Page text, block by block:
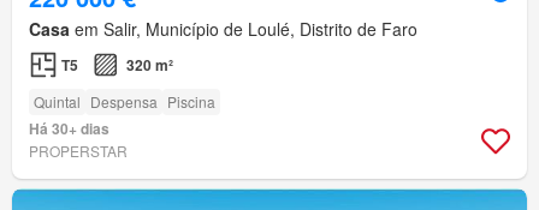
Casa em Salir, Município de Loulé, Distrito de Faro
T5 320 m²
Quintal Despensa Piscina
Há 30+ dias
PROPERSTAR